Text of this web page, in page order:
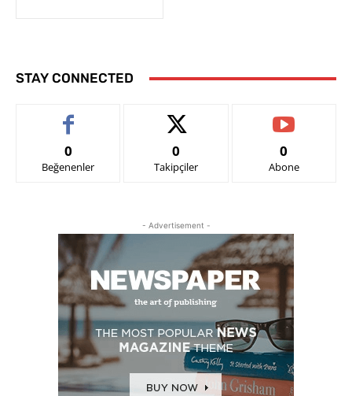
STAY CONNECTED
0
Beğenenler
0
Takipçiler
0
Abone
- Advertisement -